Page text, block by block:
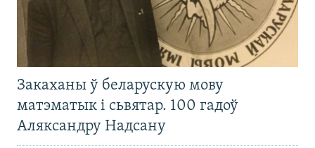
Закаханы ў беларускую мову
матэматык і сьвятар. 100 гадоў
Аляксандру Надсану